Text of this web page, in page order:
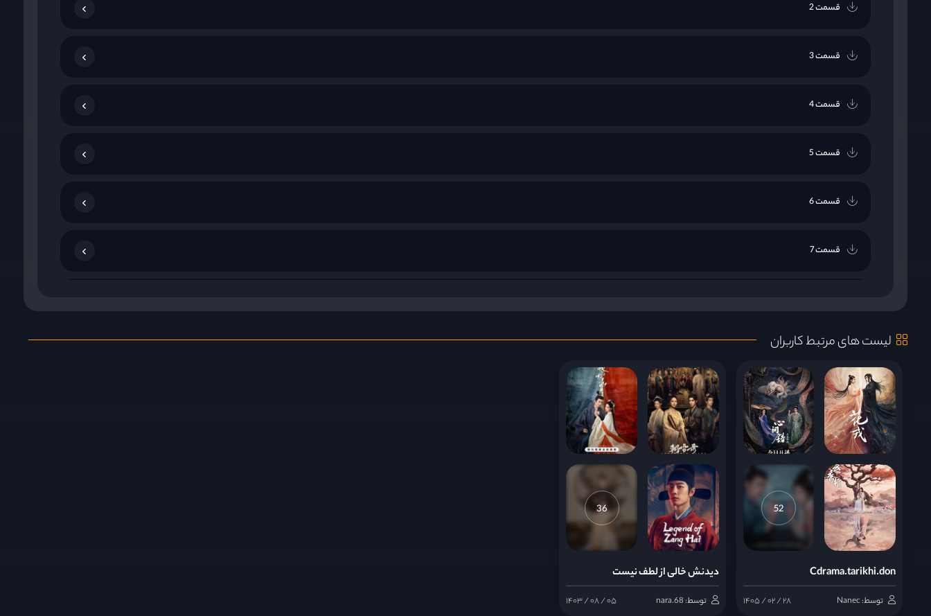
قسمت 2
قسمت 3
قسمت 4
قسمت 5
قسمت 6
قسمت 7
قسمت 9
قسمت 10
قسمت 11
قسمت 12
قسمت 13
قسمت 14
لیست های مرتبط کاربران
52
Cdrama.tarikhi.don
توسط: Nanec ۱۴۰۵ / ۰۲ / ۲۸
36
دیدنش خالی از لطف نیست
توسط: nara.68 ۱۴۰۳ / ۰۸ / ۰۵